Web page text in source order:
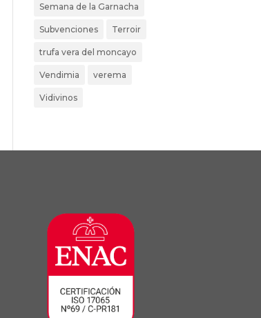
Semana de la Garnacha
Subvenciones Terroir
trufa vera del moncayo
Vendimia verema
Vidivinos